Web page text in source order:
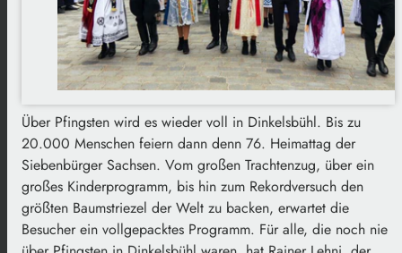
Über Pfingsten wird es wieder voll in Dinkelsbühl. Bis zu
20.000 Menschen feiern dann denn 76. Heimattag der
Siebenbürger Sachsen. Vom großen Trachtenzug, über ein
großes Kinderprogramm, bis hin zum Rekordversuch den
größten Baumstriezel der Welt zu backen, erwartet die
Besucher ein vollgepacktes Programm. Für alle, die noch nie